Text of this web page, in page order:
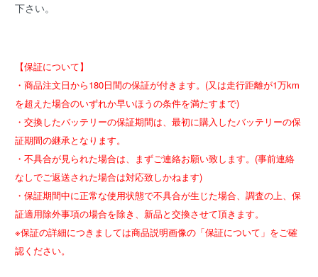
下さい。
【保証について】
・商品注文日から180日間の保証が付きます。(又は走行距離が1万km
を超えた場合のいずれか早いほうの条件を満たすまで)
・交換したバッテリーの保証期間は、最初に購入したバッテリーの保
証期間の継承となります。
・不具合が見られた場合は、まずご連絡お願い致します。(事前連絡
なしでご返送された場合は対応致しかねます)
・保証期間中に正常な使用状態で不具合が生じた場合、調査の上、保
証適用除外事項の場合を除き、新品と交換させて頂きます。
※保証の詳細につきましては商品説明画像の「保証について」をご確
認ください。